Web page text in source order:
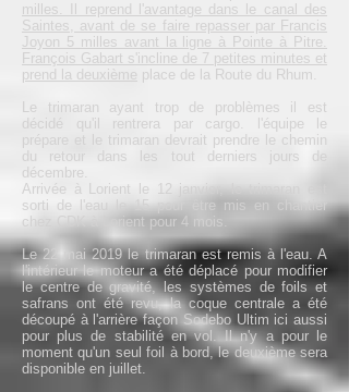
milles. Il reprend l'avantage dans le canal des
Saintes, avant de se faire repasser par Francis
Joyon 5 milles avant la ligne à Pointe à Pitre.
François Gabart s'incline de 7 petites minutes et
prend la deuxième place de la Route du Rhum.
Le trimaran ayant trop de problèmes il est
décidé qu'il rentrera par cargo. l'équipe le
prépare et le trimaran devrait prendre le chemin
du retour dans les tout derniers jours de
décembre.
Arrivée à Lorient le 12 janvier, le trimaran est
sorti de l'eau le 15 pour être mis en chantier
chez CDK à Lorient pour 4 mois.
Le 22 mai 2019 le trimaran est remis à l'eau. A
l'intérieur le moteur a été déplacé pour modifier
le centre de gravité, les systèmes de foils et
safrans ont été revu, la coque centrale a été
découpé à l'arrière façon Sodebo Ultim ici aussi
pour plus de stabilité en vol. Il n'y a pour le
moment qu'un seul foil à bord, le deuxième sera
disponible en juillet.